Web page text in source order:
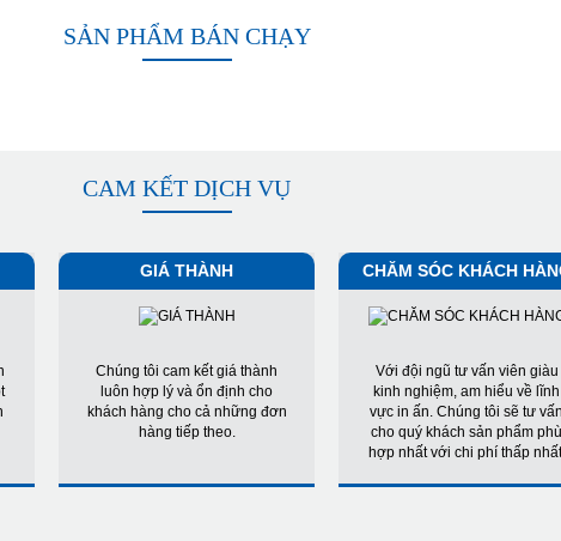
SẢN PHẨM BÁN CHẠY
CAM KẾT DỊCH VỤ
GIÁ THÀNH
Chúng tôi cam kết giá thành
luôn hợp lý và ổn định cho
khách hàng cho cả những đơn
hàng tiếp theo.
CHĂM SÓC KHÁCH
Với đội ngũ tư vấn viên giàu
kinh nghiệm, am hiểu về lĩnh
vực in ấn. Chúng tôi sẽ tư vấn
cho quý khách sản phẩm phù
hợp nhất với chi phí thấp